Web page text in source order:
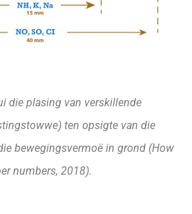
die plasing van verskillende
ten opsigte van die
bewegingsvermoë in grond (How
numbers, 2018).